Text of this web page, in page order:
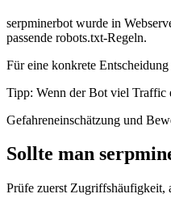
serpminerbot wurde in
passende robots.txt-Regeln.
Für eine konkrete
Tipp: Wenn der Bot viel Traffic
Gefahreneinschätzung und
Sollte man
Prüfe zuerst Zugriffshäufigkeit,